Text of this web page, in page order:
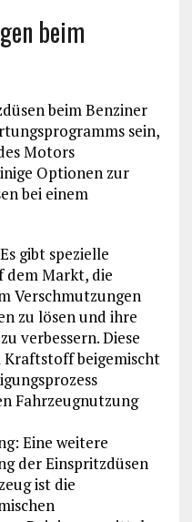
beim
beim Benziner
sein,
Motors
Optionen zur
bei einem
gibt spezielle
Markt, die
Verschmutzungen
zu lösen und ihre
verbessern. Diese
beigemischt
Fahrzeugnutzung
Eine weitere
der Einspritzdüsen
ist die